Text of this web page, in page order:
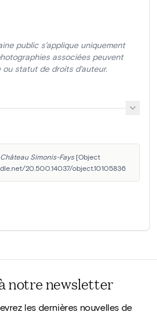
public s'applique uniquement
associées peuvent
statut de droits d'auteur.
Simonis-Fays [Object
20.500.14037/object.10105836
notre newsletter
les dernières nouvelles de